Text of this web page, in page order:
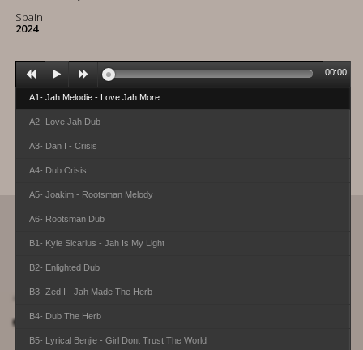
Spain
2024
A1- Jah Melodie - Love Jah More
A2- Love Jah Dub
A3- Dan I - Crisis
A4- Dub Crisis
A5- Joakim - Rootsman Melody
A6- Rootsman Dub
B1- Kyle Sicarius - Jah Is My Light
B2- Enlighted Dub
B3- Zed I - Jah Made The Herb
B4- Dub The Herb
B5- Lyrical Benjie - Girl Dont Trust The World
00:00